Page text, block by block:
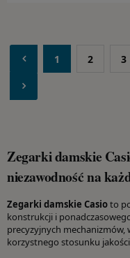
1 2 3
Zegarki damskie
niezawodność na
Zegarki damskie Casioto
konstrukcji i
precyzyjnych
korzystnego stosunku